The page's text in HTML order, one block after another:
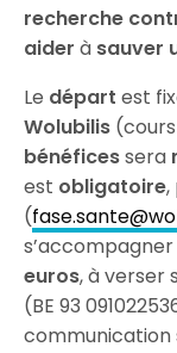
recherche
aider à sauver
Le départ est
Wolubilis
bénéficessera
est obligatoire,
(
s’accompagner
euros, à verser
(BE 93
communication